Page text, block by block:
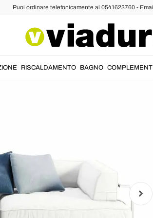
Puoi ordinare telefonicamente al 0541623760 -
RISCALDAMENTO BAGNO COMPLEMENTI